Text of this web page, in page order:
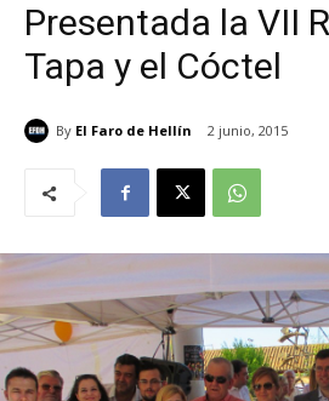
Presentada la VII
Tapa y el Cóctel
By El Faro de Hellín 2 junio, 2015